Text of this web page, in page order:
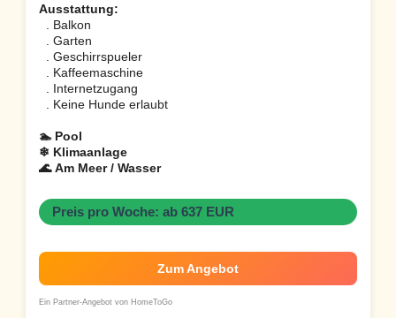
Ausstattung:
. Balkon
. Garten
. Geschirrspueler
. Kaffeemaschine
. Internetzugang
. Keine Hunde erlaubt
🏊 Pool
❄ Klimaanlage
🌊 Am Meer / Wasser
Preis pro Woche: ab 637 EUR
Zum Angebot
Ein Partner-Angebot von HomeToGo